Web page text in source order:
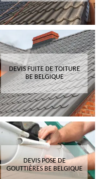
DEVIS FUITE DE TOITURE
BE BELGIQUE
DEVIS POSE DE
GOUTTIÈRES BE BELGIQUE